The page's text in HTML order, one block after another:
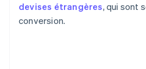
devises étrangères, qui sont
conversion.